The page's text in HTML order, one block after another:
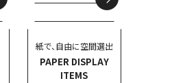
紙で、自由に空間選出
PAPER DISPLAY
ITEMS